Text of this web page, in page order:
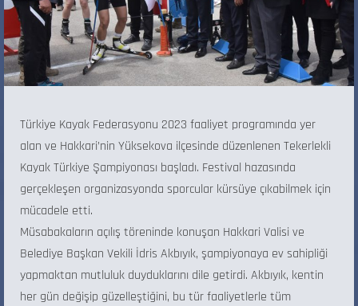
Türkiye Kayak Federasyonu 2023 faaliyet programında yer
alan ve Hakkari’nin Yüksekova ilçesinde düzenlenen Tekerlekli
Kayak Türkiye Şampiyonası başladı. Festival hazasında
gerçekleşen organizasyonda sporcular kürsüye çıkabilmek için
mücadele etti.
Müsabakaların açılış töreninde konuşan Hakkari Valisi ve
Belediye Başkan Vekili İdris Akbıyık, şampiyonaya ev sahipliği
yapmaktan mutluluk duyduklarını dile getirdi. Akbıyık, kentin
her gün değişip güzelleştiğini, bu tür faaliyetlerle tüm